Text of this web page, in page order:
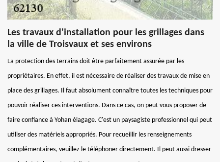
Les travaux d'installation pour les grillages dans
la ville de Troisvaux et ses environs
La protection des terrains doit être parfaitement assurée par les
propriétaires. En effet, il est nécessaire de réaliser des travaux de mise en
place des grillages. Il faut absolument connaître toutes les techniques pour
pouvoir réaliser ces interventions. Dans ce cas, on peut vous proposer de
faire confiance à Yohan élagage. C'est un paysagiste professionnel qui peut
utiliser des matériels appropriés. Pour recueillir les renseignements
complémentaires, veuillez le téléphoner directement. Il peut aussi dresser